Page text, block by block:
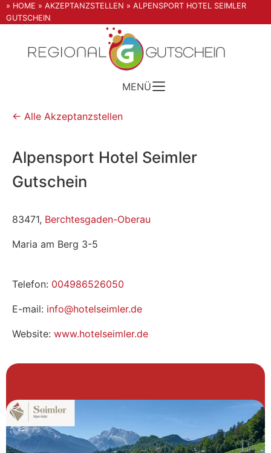
» HOME » AKZEPTANZSTELLEN » ALPENSPORT HOTEL SEIMLER
GUTSCHEIN
MENÜ
← Alle Akzeptanzstellen
Alpensport Hotel Seimler
Gutschein
83471, Berchtesgaden-Oberau
Maria am Berg 3-5
Telefon: 004986526050
E-mail: info@hotelseimler.de
Website: www.hotelseimler.de